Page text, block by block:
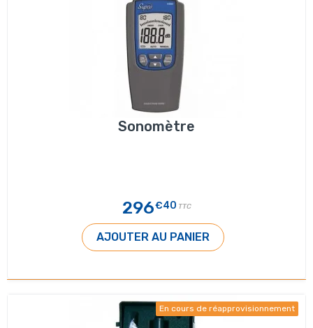
Sonomètre
296€40 TTC
AJOUTER AU PANIER
En cours de réapprovisionnement